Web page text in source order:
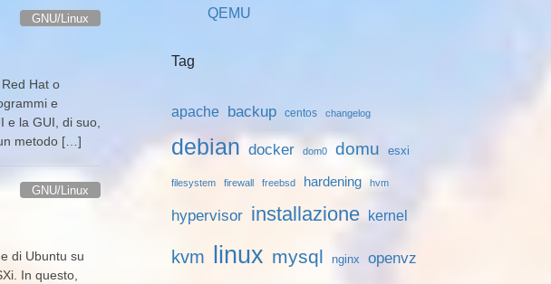
GNU/Linux
Hat o
e
e la GUI, di suo,
metodo […]
GNU/Linux
di Ubuntu su
In questo,
QEMU
Tag
apache backup centos changelog
debian docker dom0 domu esxi
filesystem firewall freebsd hardening hvm
hypervisor installazione kernel
kvm linux mysql nginx openvz